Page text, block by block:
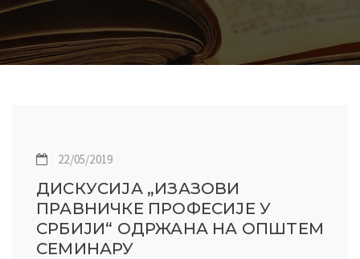
22/05/2019
ДИСКУСИЈА „ИЗАЗОВИ
ПРАВНИЧКЕ ПРОФЕСИЈЕ У
СРБИЈИ“ ОДРЖАНА НА ОПШТЕМ
СЕМИНАРУ